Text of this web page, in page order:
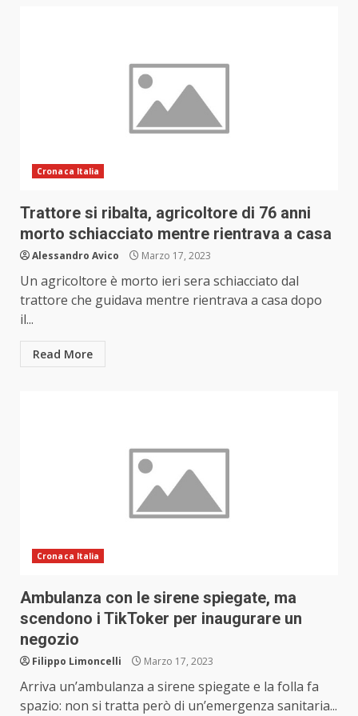
Cronaca Italia
Trattore si ribalta, agricoltore di 76 anni
morto schiacciato mentre rientrava a casa
Alessandro Avico Marzo 17, 2023
Un agricoltore è morto ieri sera schiacciato dal
trattore che guidava mentre rientrava a casa dopo
il...
Read More
Cronaca Italia
Ambulanza con le sirene spiegate, ma
scendono i TikToker per inaugurare un
negozio
Filippo Limoncelli Marzo 17, 2023
Arriva un’ambulanza a sirene spiegate e la folla fa
spazio: non si tratta però di un’emergenza sanitaria...